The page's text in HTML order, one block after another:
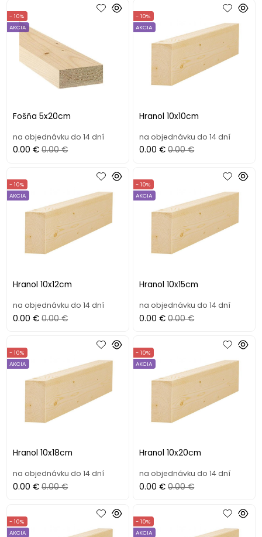
Fošňa 5x20cm
- 10%
AKCIA
na objednávku do 14 dní
0.00 € 0.00 €
Hranol 10x10cm
- 10%
AKCIA
na objednávku do 14 dní
0.00 € 0.00 €
Hranol 10x12cm
- 10%
AKCIA
na objednávku do 14 dní
0.00 € 0.00 €
Hranol 10x15cm
- 10%
AKCIA
na objednávku do 14 dní
0.00 € 0.00 €
Hranol 10x18cm
- 10%
AKCIA
na objednávku do 14 dní
0.00 € 0.00 €
Hranol 10x20cm
- 10%
AKCIA
na objednávku do 14 dní
0.00 € 0.00 €
- 10%
AKCIA
- 10%
AKCIA